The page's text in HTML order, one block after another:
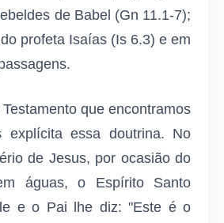
de Babel (Gn 11.1-7);
profeta Isaías (Is 6.3) e em
que encontramos
explícita essa doutrina. No
de Jesus, por ocasião do
águas, o Espírito Santo
e o Pai lhe diz: "Este é o